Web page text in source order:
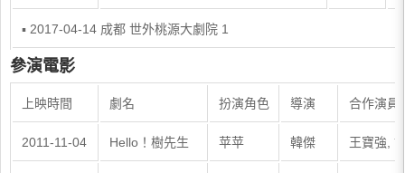
▪ 2017-04-14 成都 世外桃源大劇院 1
參演電影
上映時間 劇名 扮演角色 導演 合作演員
2011-11-04 Hello！樹先生 苹苹 韓傑 王寶強,